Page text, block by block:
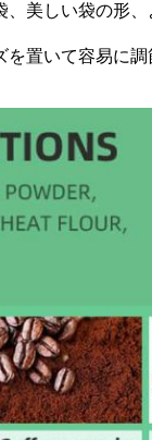
美しい袋の形
置いて容易に